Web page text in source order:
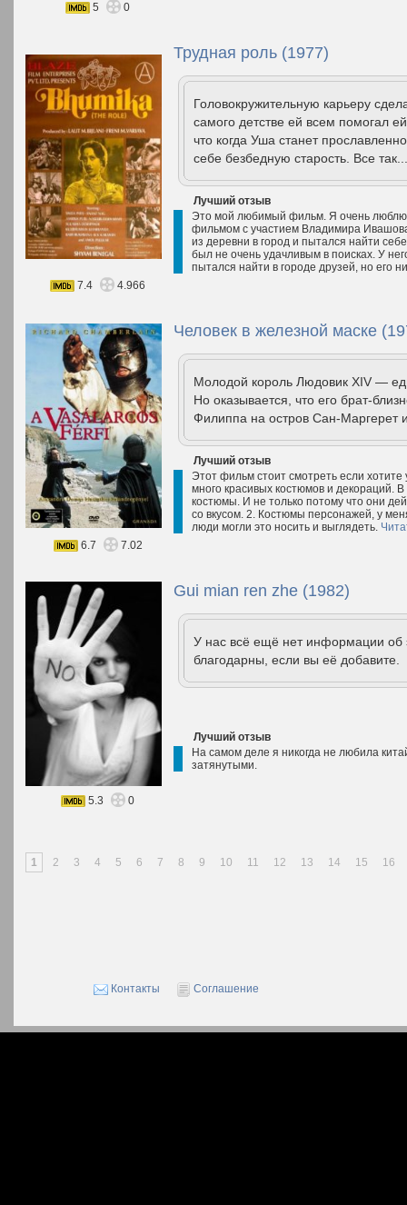
5 0
Трудная роль (1977)
Головокружительную карьеру
самого детстве ей всем помогал
что когда Уша станет
себе безбедную старость. Все
Лучший отзыв
Это мой любимый фильм. Я очень люблю
фильмом с участием Владимира
из деревни в город и пытался найти
был не очень удачливым в поисках. У
пытался найти в городе друзей, но его
7.4
4.966
Человек в железной маске
Молодой король Людовик ХIV —
Но оказывается, что его брат-
Филиппа на остров Сан-Маргерет
Лучший отзыв
Этот фильм стоит смотреть если
много красивых костюмов и декораций.
костюмы. И не только потому что они
со вкусом. 2. Костюмы персонажей, у
люди могли это носить и выглядеть.
6.7
7.02
Gui mian ren zhe (1982)
У нас всё ещё нет информации
благодарны, если вы её добавите.
Лучший отзыв
На самом деле я никогда не любила
затянутыми.
5.3 0
1 2 3 4 5 6 7 8 9 10 11 12 13 14 15 16
Контакты Соглашение